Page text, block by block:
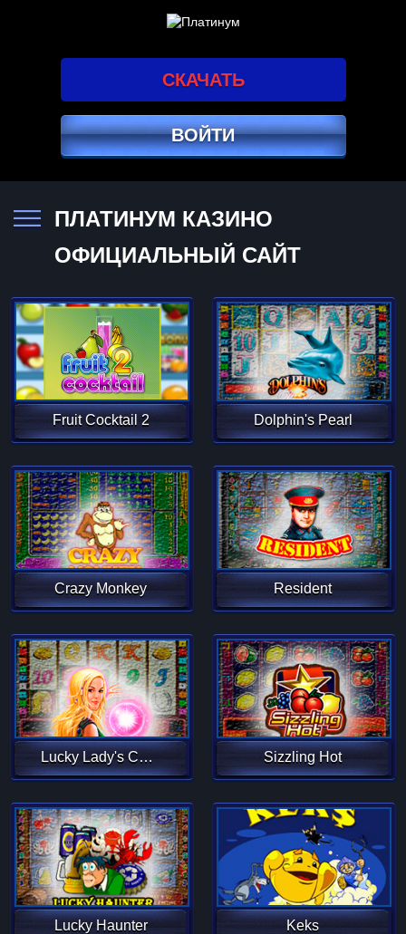
СКАЧАТЬ
ВОЙТИ
ПЛАТИНУМ КАЗИНО
ОФИЦИАЛЬНЫЙ САЙТ
Fruit Cocktail 2 Dolphin's Pearl
Crazy Monkey Resident
Lucky Lady's Charm Sizzling Hot
Lucky Haunter Keks